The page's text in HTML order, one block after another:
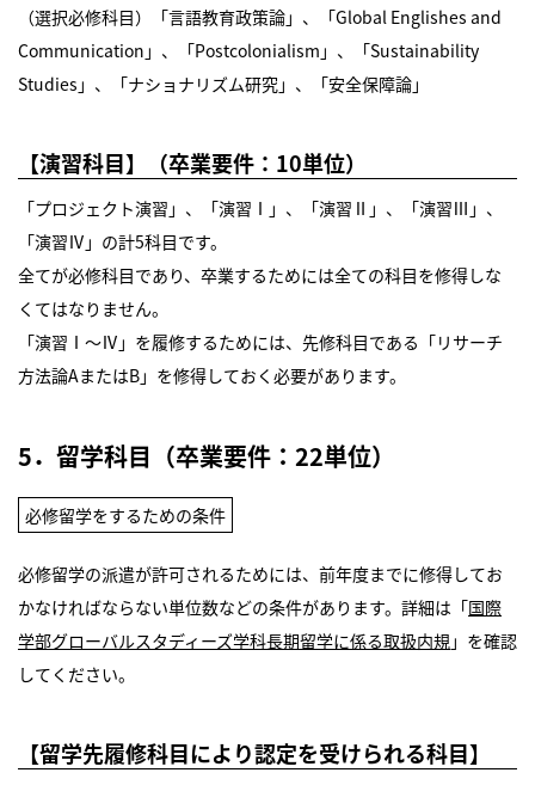
（選択必修科目）「言語教育政策論」、「Global Englishes and
Communication」、「Postcolonialism」、「Sustainability
Studies」、「ナショナリズム研究」、「安全保障論」
【演習科目】（卒業要件：10単位）
「プロジェクト演習」、「演習Ⅰ」、「演習Ⅱ」、「演習Ⅲ」、
「演習Ⅳ」の計5科目です。
全てが必修科目であり、卒業するためには全ての科目を修得しな
くてはなりません。
「演習Ⅰ～Ⅳ」を履修するためには、先修科目である「リサーチ
方法論AまたはB」を修得しておく必要があります。
5．留学科目（卒業要件：22単位）
必修留学をするための条件
必修留学の派遣が許可されるためには、前年度までに修得してお
かなければならない単位数などの条件があります。詳細は「国際
学部グローバルスタディーズ学科長期留学に係る取扱内規 」を確認
してください。
【留学先履修科目により認定を受けられる科目】